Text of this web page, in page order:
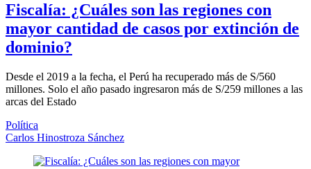
Fiscalía: ¿Cuáles son las regiones con
mayor cantidad de casos por extinción de
dominio?
Desde el 2019 a la fecha, el Perú ha recuperado más de S/560
millones. Solo el año pasado ingresaron más de S/259 millones a las
arcas del Estado
Política
Carlos Hinostroza Sánchez